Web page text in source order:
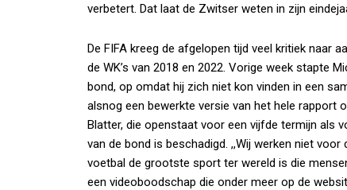
verbetert. Dat laat de Zwitser weten in zijn
De FIFA kreeg de afgelopen tijd veel kritiek naar
de WK’s van 2018 en 2022. Vorige week stapte
bond, op omdat hij zich niet kon vinden in een
alsnog een bewerkte versie van het hele rapport
Blatter, die openstaat voor een vijfde termijn als
van de bond is beschadigd. ,,Wij werken niet
voetbal de grootste sport ter wereld is die
een videoboodschap die onder meer op de